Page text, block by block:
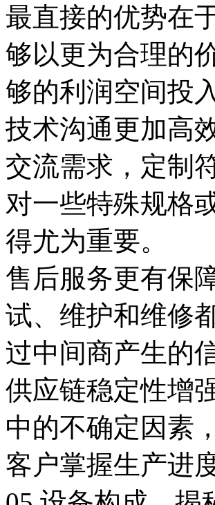
最直接的优势在
够以更为合理的
够的利润空间投
技术沟通更加高
交流需求，定制
对一些特殊规格
得尤为重要。
售后服务更有保
试、维护和维修
过中间商产生的
供应链稳定性增
中的不确定因素
客户掌握生产进度